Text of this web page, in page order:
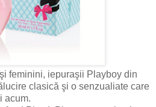
feminini, iepuraşii Playboy din
clasică şi o senzualiate care
acum.